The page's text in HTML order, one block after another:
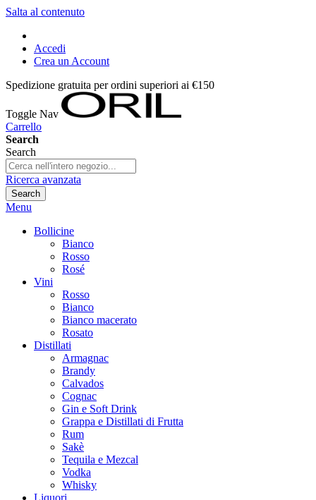
Salta al contenuto
Accedi
Crea un Account
Spedizione gratuita per ordini superiori ai €150
Toggle Nav
Carrello
Search
Search
Ricerca avanzata
Search
Menu
Bollicine
Bianco
Rosso
Rosé
Vini
Rosso
Bianco
Bianco macerato
Rosato
Distillati
Armagnac
Brandy
Calvados
Cognac
Gin e Soft Drink
Grappa e Distillati di Frutta
Rum
Sakè
Tequila e Mezcal
Vodka
Whisky
Liquori